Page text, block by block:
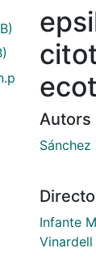
Autors
Infante